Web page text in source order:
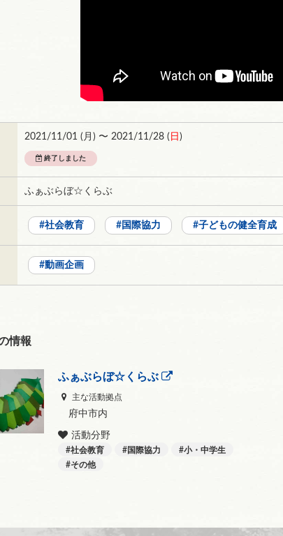
2021/11/01 ( 月 ) 〜 2021/11/28 ( 日 )
終了しました
ふぁぶらぼ☆くらぶ
社会教育 国際協力 子どもの健全育成
動画企画
情報
ふぁぶらぼ☆くらぶ
主な活動拠点
府中市内
活動分野
社会教育 国際協力
小・中学生
その他